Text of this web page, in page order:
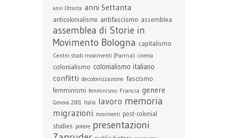
anni Ottanta anni Settanta
anticolonialismo antifascismo assemblea
assemblea di Storie in
Movimento Bologna capitalismo
Centro studi movimenti (Parma) cinema
colonialismo colonialismo italiano
conflitti decolonizzazione fascismo
femminismi femminismo Francia genere
Genova 2001 Italia lavoro memoria
migrazioni movimenti post-colonial
studies potere presentazioni